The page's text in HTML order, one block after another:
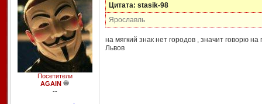
Посетители
AGAIN
--
Цитата: stasik-98
Ярославль
на мягкий знак нет городов , значит говорю
Львов